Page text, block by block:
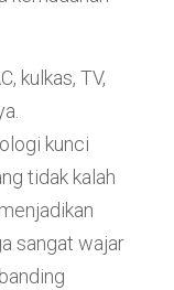
kulkas, TV,
kunci
tidak kalah
sangat wajar